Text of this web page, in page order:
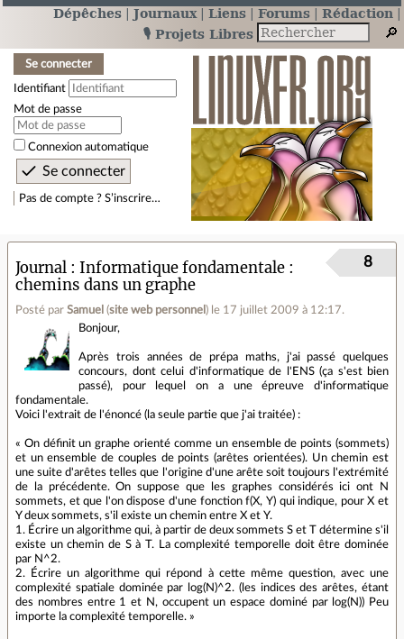
Dépêches Journaux Liens Forums
Rédaction
🎙️ Projets Libres
Se connecter
Identifiant
Mot de passe
Connexion automatique
Pas de compte ? S’inscrire…
Journal
Informatique fondamentale :
chemins dans un graphe
Posté par Samuel (site web personnel ) le 17 juillet 2009 à 12:17.
8
Bonjour,
Après trois années de prépa maths, j'ai passé quelques
concours, dont celui d'informatique de l'ENS (ça s'est bien
passé), pour lequel on a une épreuve d'informatique
fondamentale.
Voici l'extrait de l'énoncé (la seule partie que j'ai traitée) :
« On définit un graphe orienté comme un ensemble de points (sommets)
et un ensemble de couples de points (arêtes orientées). Un chemin est
une suite d'arêtes telles que l'origine d'une arête soit toujours l'extrémité
de la précédente. On suppose que les graphes considérés ici ont N
sommets, et que l'on dispose d'une fonction f(X, Y) qui indique, pour X et
Y deux sommets, s'il existe un chemin entre X et Y.
1. Écrire un algorithme qui, à partir de deux sommets S et T détermine s'il
existe un chemin de S à T. La complexité temporelle doit être dominée
par N^2.
2. Écrire un algorithme qui répond à cette même question, avec une
complexité spatiale dominée par log(N)^2. (les indices des arêtes, étant
des nombres entre 1 et N, occupent un espace dominé par log(N)) Peu
importe la complexité temporelle. »